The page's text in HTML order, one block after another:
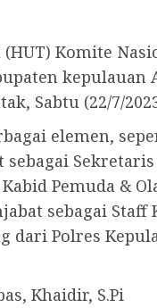
Komite
kepulauan
Sabtu (22/7/
elemen,
Sekretaris
Pemuda &
sebagai Staff
dari Polres
Khaidir, S.Pi